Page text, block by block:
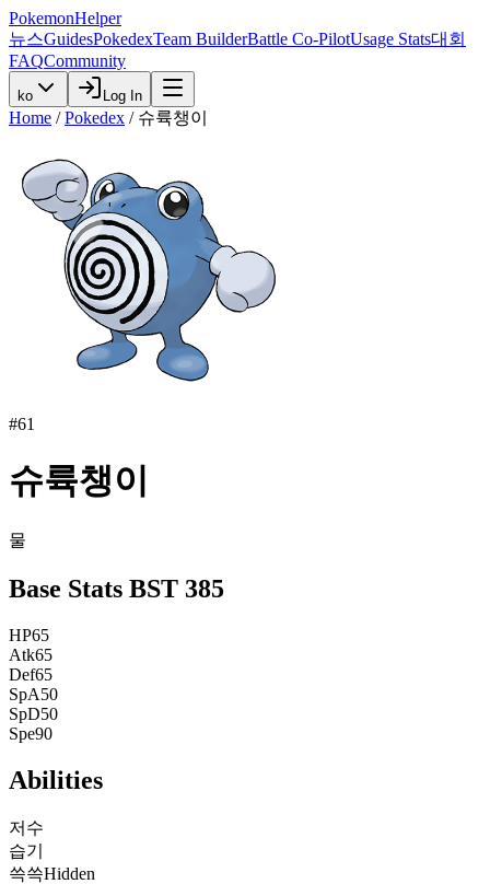
PokemonHelper
뉴스GuidesPokedexTeam BuilderBattle Co-PilotUsage Stats대회
FAQCommunity
ko Log In
Home / Pokedex / 슈륙챙이
#61
슈륙챙이
물
Base Stats BST 385
HP65
Atk65
Def65
SpA50
SpD50
Spe90
Abilities
저수
습기
쓱쓱Hidden